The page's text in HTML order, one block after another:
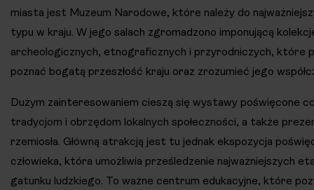
miasta jest Muzeum Narodowe, które należy do
typu w kraju. W jego salach zgromadzono imponującą
archeologicznych, etnograficznych i przyrodniczych, które
poznać bogatą przeszłość kraju oraz zrozumieć jego
Dużym zainteresowaniem cieszą się wystawy poświęcone
tradycjom i obrzędom lokalnych społeczności, a także
rzemiosła. Główną atrakcją jest tu jednak ekspozycja
człowieka, która umożliwia prześledzenie najważniejszych
gatunku ludzkiego. To ważne centrum edukacyjne, które